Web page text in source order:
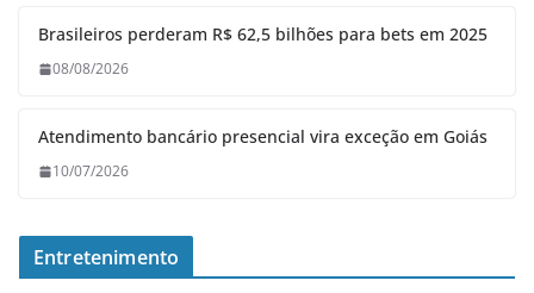
Brasileiros perderam R$ 62,5 bilhões para bets em 2025
08/08/2026
Atendimento bancário presencial vira exceção em Goiás
10/07/2026
Entretenimento